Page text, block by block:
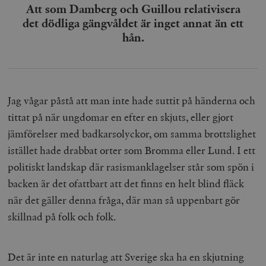
Att som Damberg och Guillou relativisera
det dödliga gängvåldet är inget annat än ett
hån.
Jag vågar påstå att man inte hade suttit på händerna och
tittat på när ungdomar en efter en skjuts, eller gjort
jämförelser med badkarsolyckor, om samma brottslighet
istället hade drabbat orter som Bromma eller Lund. I ett
politiskt landskap där rasismanklagelser står som spön i
backen är det ofattbart att det finns en helt blind fläck
när det gäller denna fråga, där man så uppenbart gör
skillnad på folk och folk.
Det är inte en naturlag att Sverige ska ha en skjutning